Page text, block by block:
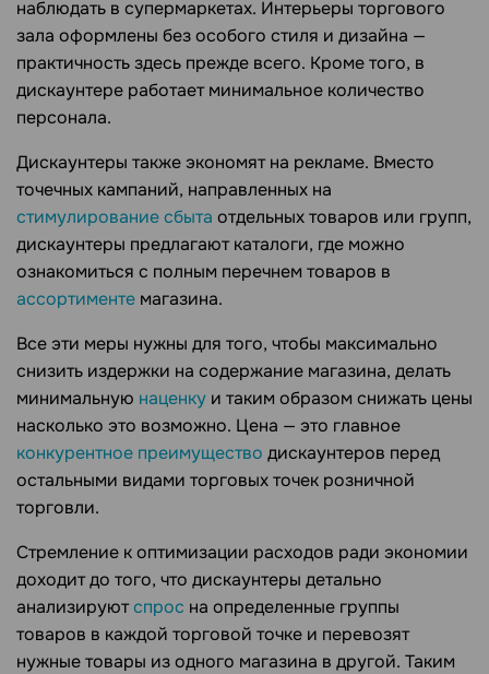
наблюдать в супермаркетах. Интерьеры торгового
зала оформлены без особого стиля и дизайна —
практичность здесь прежде всего. Кроме того, в
дискаунтере работает минимальное количество
персонала.
Дискаунтеры также экономят на рекламе. Вместо
точечных кампаний, направленных на
стимулирование сбыта отдельных товаров или групп,
дискаунтеры предлагают каталоги, где можно
ознакомиться с полным перечнем товаров в
ассортименте магазина.
Все эти меры нужны для того, чтобы максимально
снизить издержки на содержание магазина, делать
минимальную наценку и таким образом снижать цены
насколько это возможно. Цена — это главное
конкурентное преимущество дискаунтеров перед
остальными видами торговых точек розничной
торговли.
Стремление к оптимизации расходов ради экономии
доходит до того, что дискаунтеры детально
анализируютспрос на определенные группы
товаров в каждой торговой точке и перевозят
нужные товары из одного магазина в другой. Таким